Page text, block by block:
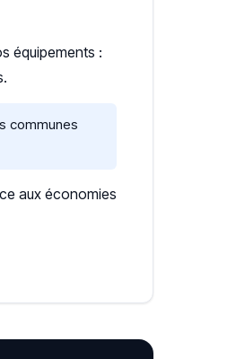
équipements :
communes
aux économies